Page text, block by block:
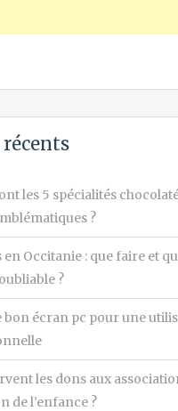
les 5 spécialités
?
en Occitanie : que faire et
?
bon écran pc pour une
les dons aux
de l’enfance ?